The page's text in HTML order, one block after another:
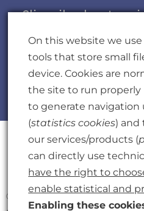
Clicca il pulsante
UNISCITI
© 2021 | Clio Franconi | Tutti i
On this website we
tools that store small
device. Cookies are
the site to run properly
to generate navigation
(statistics cookies) and
our services/products (
can directly use
have the right to
enable statistical and
Enabling these